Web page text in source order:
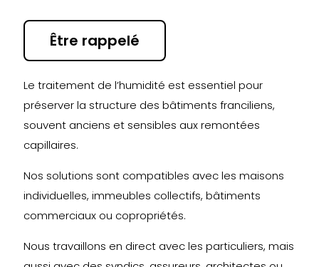
Être rappelé
Le traitement de l’humidité est essentiel pour
préserver la structure des bâtiments franciliens,
souvent anciens et sensibles aux remontées
capillaires.
Nos solutions sont compatibles avec les maisons
individuelles, immeubles collectifs, bâtiments
commerciaux ou copropriétés.
Nous travaillons en direct avec les particuliers, mais